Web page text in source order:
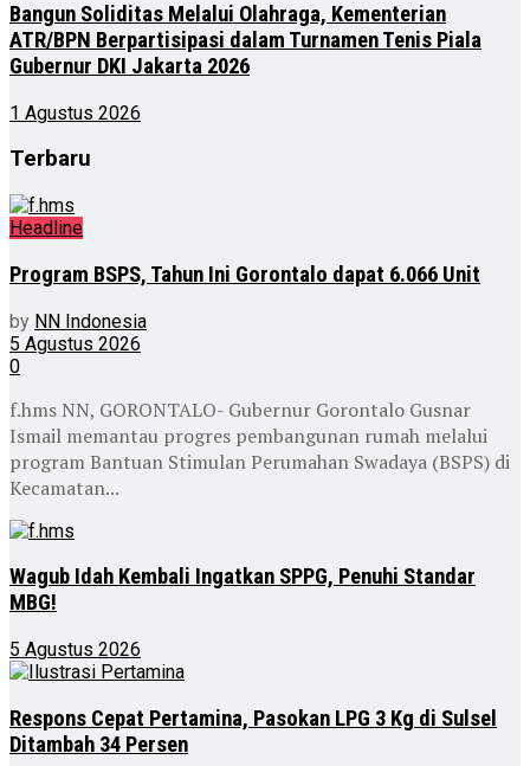
Bangun Soliditas Melalui Olahraga, Kementerian
ATR/BPN Berpartisipasi dalam Turnamen Tenis Piala
Gubernur DKI Jakarta 2026
1 Agustus 2026
Terbaru
Headline
Program BSPS, Tahun Ini Gorontalo dapat 6.066 Unit
by NN Indonesia
5 Agustus 2026
0
f.hms NN, GORONTALO- Gubernur Gorontalo Gusnar
Ismail memantau progres pembangunan rumah melalui
program Bantuan Stimulan Perumahan Swadaya (BSPS) di
Kecamatan...
Wagub Idah Kembali Ingatkan SPPG, Penuhi Standar
MBG!
5 Agustus 2026
Respons Cepat Pertamina, Pasokan LPG 3 Kg di Sulsel
Ditambah 34 Persen